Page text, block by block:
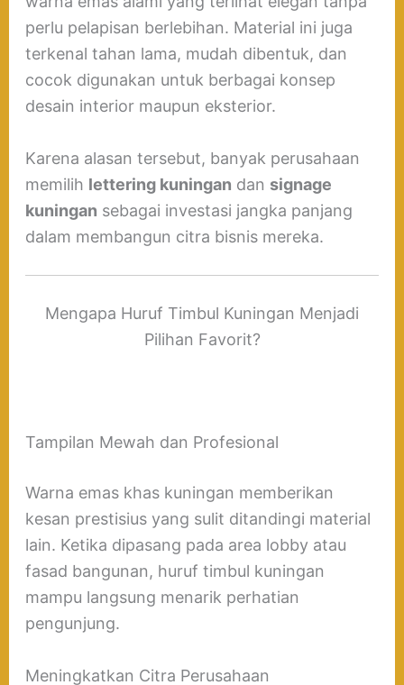
perlu pelapisan berlebihan. Material ini juga
terkenal tahan lama, mudah dibentuk, dan
cocok digunakan untuk berbagai konsep
desain interior maupun eksterior.
Karena alasan tersebut, banyak perusahaan
memilih lettering kuningan dan signage
kuningan sebagai investasi jangka panjang
dalam membangun citra bisnis mereka.
Mengapa Huruf Timbul Kuningan Menjadi
Pilihan Favorit?
Tampilan Mewah dan Profesional
Warna emas khas kuningan memberikan
kesan prestisius yang sulit ditandingi material
lain. Ketika dipasang pada area lobby atau
fasad bangunan, huruf timbul kuningan
mampu langsung menarik perhatian
pengunjung.
Meningkatkan Citra Perusahaan